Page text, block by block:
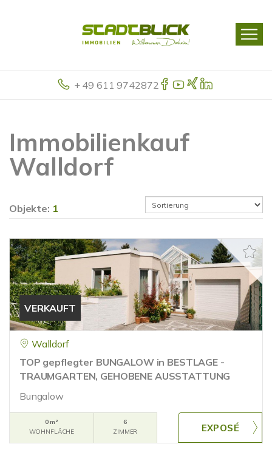
+ 49 611 9742872
Immobilienkauf
Walldorf
Objekte: 1
VERKAUFT
Walldorf
TOP gepflegter BUNGALOW in BESTLAGE -
TRAUMGARTEN, GEHOBENE AUSSTATTUNG
Bungalow
0 m²
WOHNFLÄCHE
6
ZIMMER